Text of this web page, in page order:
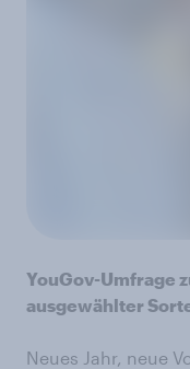
YouGov-Umfrage
ausgewählter
Neues Jahr, neue